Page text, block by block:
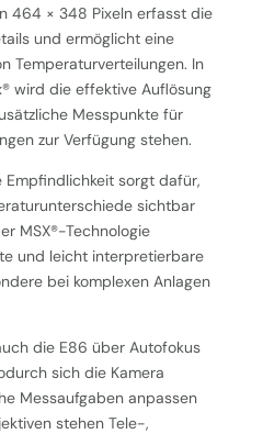
464 × 348 Pixeln erfasst die
und ermöglicht eine
Temperaturverteilungen. In
wird die effektive Auflösung
Messpunkte für
zur Verfügung stehen.
Empfindlichkeit sorgt dafür,
sichtbar
MSX®-Technologie
und leicht interpretierbare
bei komplexen Anlagen
die E86 über Autofokus
sich die Kamera
Messaufgaben anpassen
stehen Tele-,